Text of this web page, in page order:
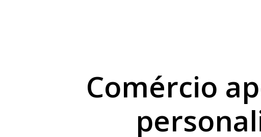
Comércio clandestino de
Comércio